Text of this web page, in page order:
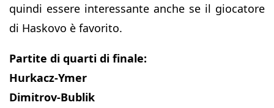
quindi essere interessante anche se il giocatore
di Haskovo è favorito.
Partite di quarti di finale:
Hurkacz-Ymer
Dimitrov-Bublik